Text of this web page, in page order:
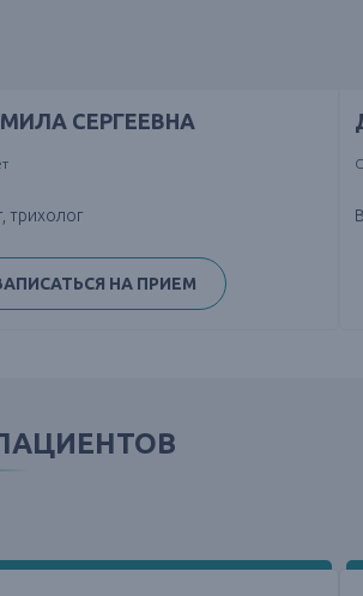
СЕРГЕЕВНА
трихолог
НА ПРИЕМ